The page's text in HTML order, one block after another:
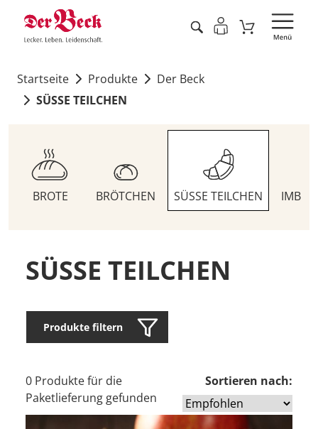
Startseite Produkte
Der Beck
SÜSSE TEILCHEN
BROTE BRÖTCHEN SÜSSE TEILCHEN
SÜSSE TEILCHEN
Produkte filtern
0 Produkte für die
Paketlieferung gefunden
Sortieren nach: